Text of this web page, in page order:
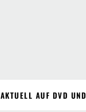
AKTUELL AUF DVD